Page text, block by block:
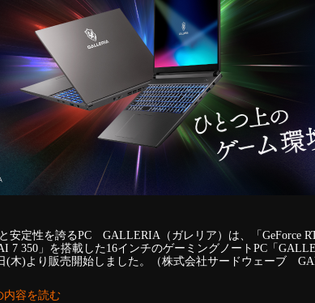
安定性を誇るPC GALLERIA（ガレリア）は、「GeForce
7 350」を搭載した16インチのゲーミングノートPC「
(木)より販売開始しました。（株式会社サードウェーブ
内容を読む